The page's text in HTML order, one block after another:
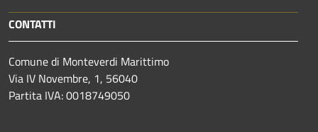
CONTATTI
Comune di Monteverdi Marittimo
Via IV Novembre, 1, 56040
Partita IVA: 0018749050